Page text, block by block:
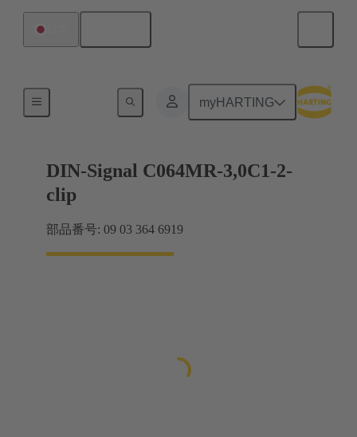
myHARTING
マザーボード ツー ドーターカード接続
DIN-Signal C064MR-3,0C1-2-
clip
部品番号: 09 03 364 6919